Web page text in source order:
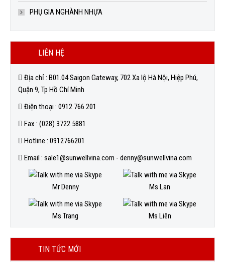
PHỤ GIA NGHÀNH NHỰA
LIÊN HỆ
Địa chỉ : B01.04 Saigon Gateway, 702 Xa lộ Hà Nội, Hiệp Phú,
Quận 9, Tp Hồ Chí Minh
Điện thoại : 0912 766 201
Fax : (028) 3722 5881
Hotline : 0912766201
Email : sale1@sunwellvina.com - denny@sunwellvina.com
Mr Denny Ms Lan
Ms Trang Ms Liên
TIN TỨC MỚI